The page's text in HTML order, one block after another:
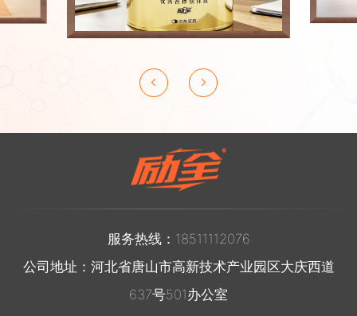
服务热线：18511112076
公司地址：河北省唐山市高新技术产业园区大庆西道
637号501办公室